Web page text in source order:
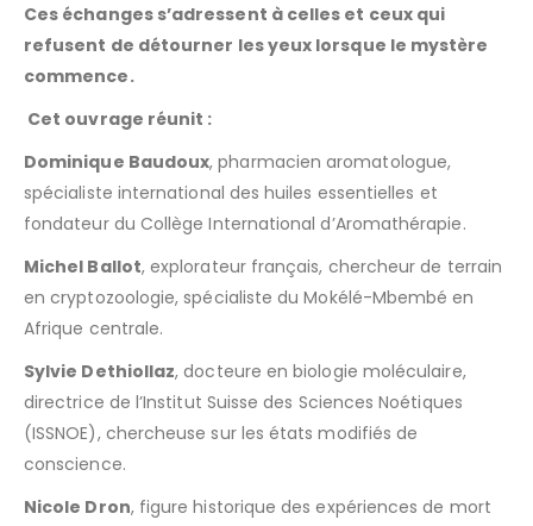
Ces échanges s’adressent à celles et ceux qui
refusent de détourner les yeux lorsque le mystère
commence.
Cet ouvrage réunit :
Dominique Baudoux, pharmacien aromatologue,
spécialiste international des huiles essentielles et
fondateur du Collège International d’Aromathérapie.
Michel Ballot, explorateur français, chercheur de terrain
en cryptozoologie, spécialiste du Mokélé-Mbembé en
Afrique centrale.
Sylvie Dethiollaz, docteure en biologie moléculaire,
directrice de l’Institut Suisse des Sciences Noétiques
(ISSNOE), chercheuse sur les états modifiés de
conscience.
Nicole Dron, figure historique des expériences de mort